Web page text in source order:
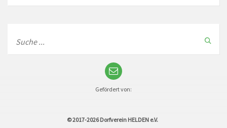
Gefördert von:
© 2017-2026Dorfverein HELDEN e.V.